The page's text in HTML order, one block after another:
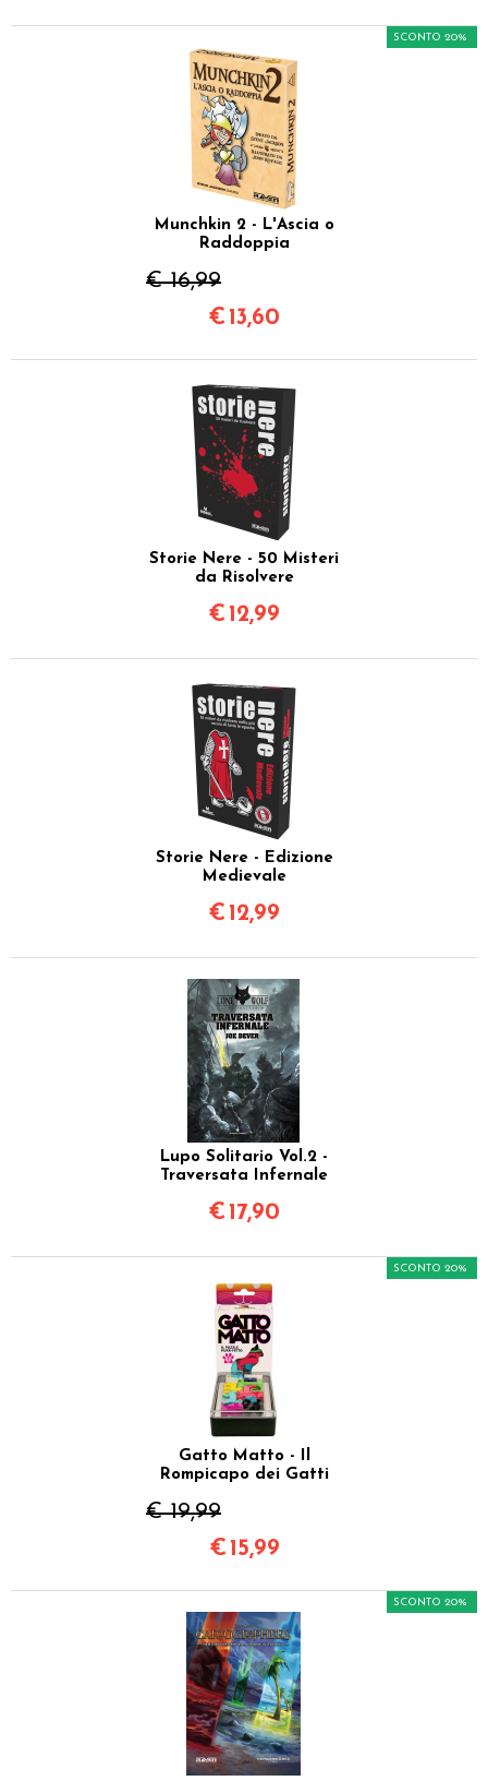
Munchkin 2 - L'Ascia o
Raddoppia
€ 16,99
SCONTO 20%
€ 13,60
Storie Nere - 50 Misteri
da Risolvere
€ 12,99
Storie Nere - Edizione
Medievale
€ 12,99
Lupo Solitario Vol.2 -
Traversata Infernale
€ 17,90
Gatto Matto - Il
Rompicapo dei Gatti
€ 19,99
SCONTO 20%
€ 15,99
SCONTO 20%